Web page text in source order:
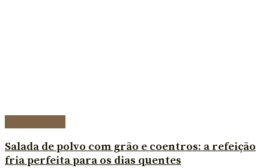
Salada de polvo com grão e coentros: a refeição
fria perfeita para os dias quentes